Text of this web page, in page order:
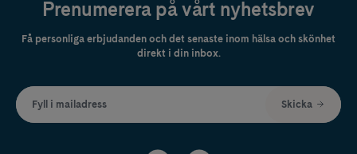
Prenumerera på vårt nyhetsbrev
Få personliga erbjudanden och det senaste inom hälsa och skönhet
direkt i din inbox.
Fyll i mailadress Skicka